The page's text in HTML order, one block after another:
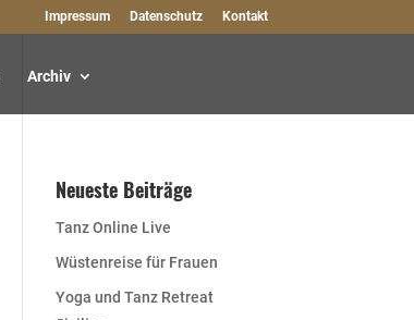
Impressum Datenschutz Kontakt
Archiv
Neueste Beiträge
Tanz Online Live
Wüstenreise für Frauen
Yoga und Tanz Retreat